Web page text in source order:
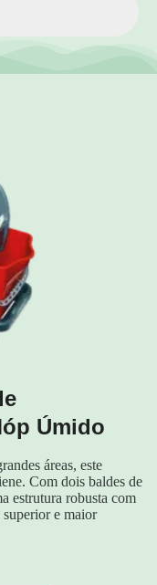
Úmido
áreas, este
Com dois baldes de
estrutura robusta com
superior e maior